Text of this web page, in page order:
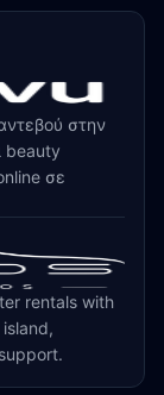
στην
beauty
σε
rentals with